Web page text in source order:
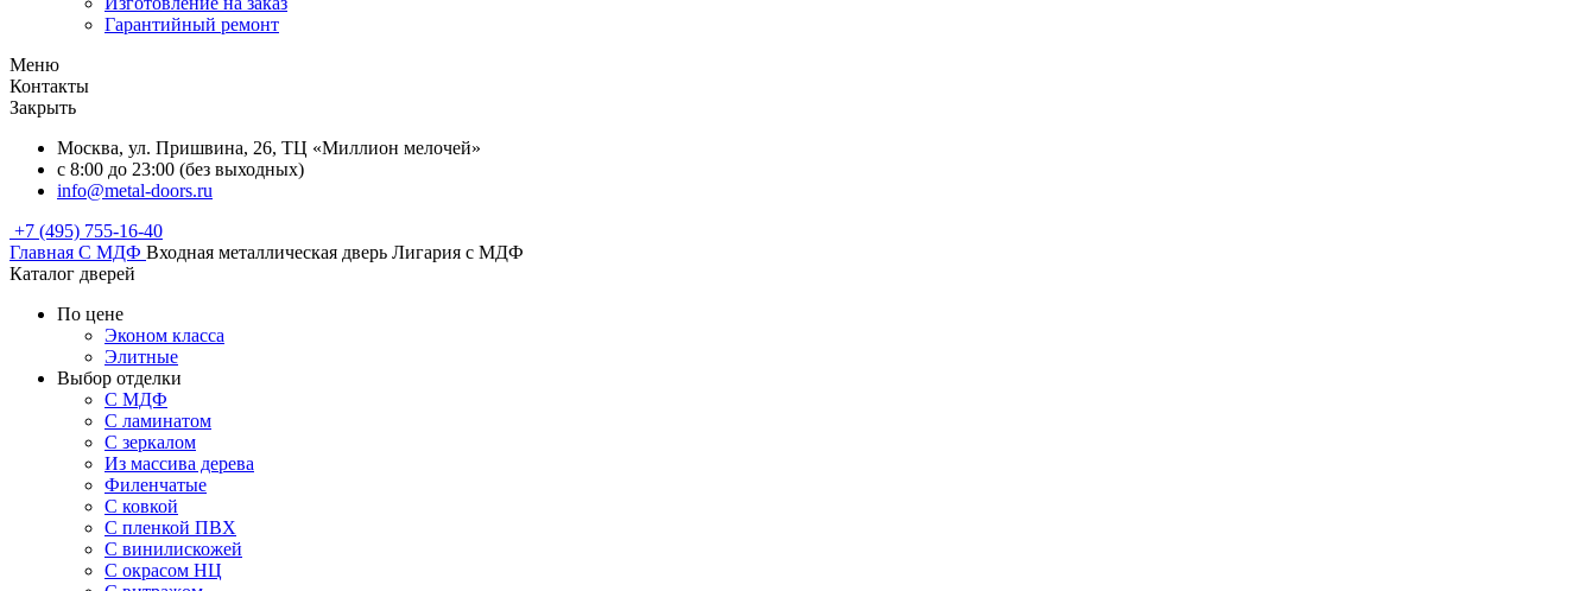
Гарантийный ремонт
Меню
Контакты
Закрыть
Москва, ул. Пришвина, 26, ТЦ «Миллион мелочей»
с 8:00 до 23:00 (без выходных)
info@metal-doors.ru
+7 (495) 755-16-40
Главная С МДФ Входная металлическая дверь Лигария с МДФ
Каталог дверей
По цене
Эконом класса
Элитные
Выбор отделки
С МДФ
С ламинатом
С зеркалом
Из массива дерева
Филенчатые
С ковкой
С пленкой ПВХ
С винилискожей
С окрасом НЦ